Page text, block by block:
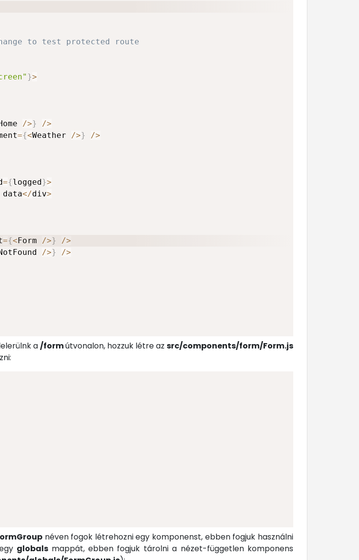
to test protected route
}>
/>} />
={<Weather />} />
={logged}>
</div>
={<Form />} />
/>} />
a/formútvonalon, hozzuk létre az src/components/form/Form.js
néven fogok létrehozni egy komponenst, ebben fogjuk használni
globals mappát, ebben fogjuk tárolni a nézet-független komponens